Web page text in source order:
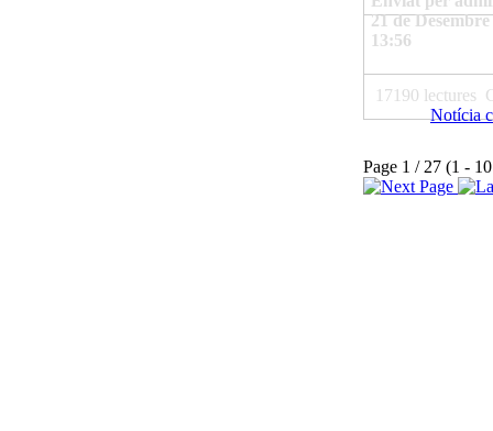
21 de
13:56
17190 lectures
Notícia
Page 1 / 27 (1 -